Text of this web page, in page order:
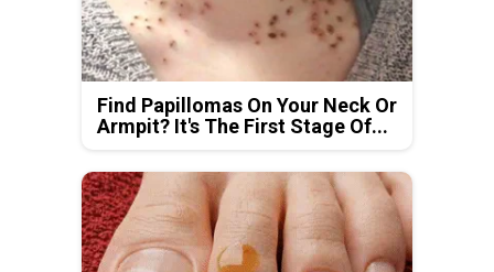
Find Papillomas On Your Neck Or
Armpit? It's The First Stage Of...